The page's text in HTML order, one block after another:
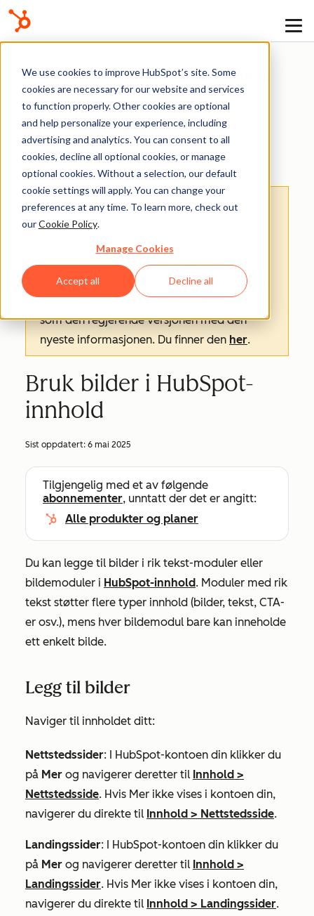
We use cookies to improve HubSpot’s site. Some
cookies are necessary for our website and services
to function properly. Other cookies are optional
and help personalize your experience, including
advertising and analytics. You can consent to all
cookies, decline all optional cookies, or manage
optional cookies. Without a selection, our default
cookie settings will apply. You can change your
preferences at any time. To learn more, check out
ourCookie Policy.
Manage Cookies
Accept all Decline all
Kunnskapsdatabase
Nettsider og landingssider
: Denne artikkelen er oversatt av
praktiske årsaker. Oversettelsen opprettes
sikkert at den er korrekturlest. Den engelske
versjonen av denne artikkelen skal regnes
som den regjerende versjonen med den
nyeste informasjonen. Du finner den her.
Bruk bilder i HubSpot-
innhold
Sist oppdatert: 6 mai 2025
Tilgjengelig med et av følgende
abonnementer, unntatt der det er angitt:
Alle produkter og planer
Du kan legge til bilder i rik tekst-moduler eller
bildemoduler i HubSpot-innhold. Moduler med rik
tekst støtter flere typer innhold (bilder, tekst, CTA-
er osv.), mens hver bildemodul bare kan inneholde
ett enkelt bilde.
Legg til bilder
Naviger til innholdet ditt:
Nettstedssider: I HubSpot-kontoen din klikker du
på Mer og navigerer deretter til Innhold >
Nettstedsside. Hvis Mer ikke vises i kontoen din,
navigerer du direkte til Innhold > Nettstedsside.
Landingssider: I HubSpot-kontoen din klikker du
på Mer og navigerer deretter til Innhold >
Landingssider. Hvis Mer ikke vises i kontoen din,
navigerer du direkte til Innhold > Landingssider.